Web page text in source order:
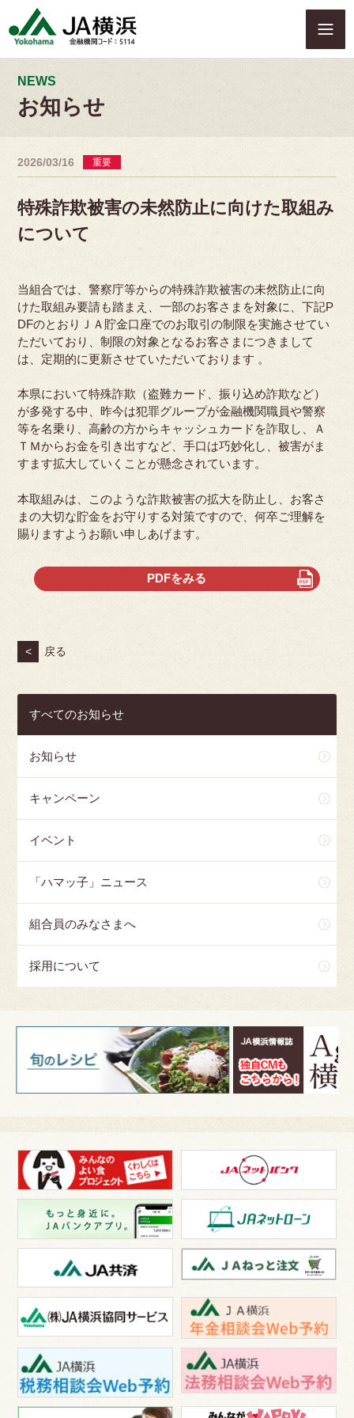
p
NEWS
お知らせ
2026/03/16 重要
特殊詐欺被害の未然防止に向けた取組み
について
当組合では、警察庁等からの特殊詐欺被害の未然防止に向
けた取組み要請も踏まえ、一部のお客さまを対象に、下記P
DFのとおりＪＡ貯金口座でのお取引の制限を実施させてい
ただいており、制限の対象となるお客さまにつきまして
は、定期的に更新させていただいております 。
本県において特殊詐欺（盗難カード、振り込め詐欺など）
が多発する中、昨今は犯罪グループが金融機関職員や警察
等を名乗り、高齢の方からキャッシュカードを詐取し、Ａ
ＴＭからお金を引き出すなど、手口は巧妙化し、被害がま
すます拡大していくことが懸念されています。
本取組みは、このような詐欺被害の拡大を防止し、お客さ
まの大切な貯金をお守りする対策ですので、何卒ご理解を
賜りますようお願い申しあげます。
PDFをみる
< 戻る
すべてのお知らせ
お知らせ
キャンペーン
イベント
「ハマッ子」ニュース
組合員のみなさまへ
採用について